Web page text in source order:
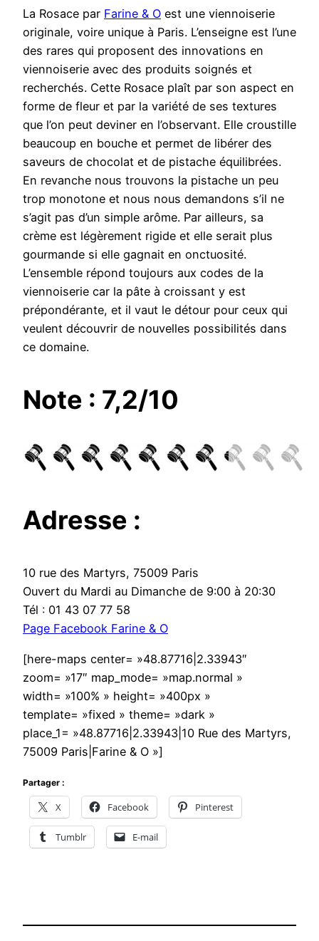
La Rosace par Farine & O est une viennoiserie
originale, voire unique à Paris. L’enseigne est l’une
des rares qui proposent des innovations en
viennoiserie avec des produits soignés et
recherchés. Cette Rosace plaît par son aspect en
forme de fleur et par la variété de ses textures
que l’on peut deviner en l’observant. Elle croustille
beaucoup en bouche et permet de libérer des
saveurs de chocolat et de pistache équilibrées.
En revanche nous trouvons la pistache un peu
trop monotone et nous nous demandons s’il ne
s’agit pas d’un simple arôme. Par ailleurs, sa
crème est légèrement rigide et elle serait plus
gourmande si elle gagnait en onctuosité.
L’ensemble répond toujours aux codes de la
viennoiserie car la pâte à croissant y est
prépondérante, et il vaut le détour pour ceux qui
veulent découvrir de nouvelles possibilités dans
ce domaine.
Note : 7,2/10
Adresse :
10 rue des Martyrs, 75009 Paris
Ouvert du Mardi au Dimanche de 9:00 à 20:30
Tél : 01 43 07 77 58
Page Facebook Farine & O
[here-maps center= »48.87716|2.33943″
zoom= »17″ map_mode= »map.normal »
width= »100% » height= »400px »
template= »fixed » theme= »dark »
place_1= »48.87716|2.33943|10 Rue des Martyrs,
75009 Paris|Farine & O »]
Partager :
X Facebook Pinterest
Tumblr E-mail